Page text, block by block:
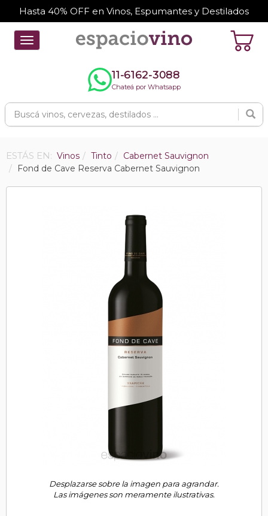
Hasta 40% OFF en Vinos, Espumantes y Destilados
Toggle
navigation
11-6162-3088
Chateá por Whatsapp
ESTÁS EN: Vinos Tinto
Cabernet Sauvignon
Fond de Cave Reserva Cabernet Sauvignon
Desplazarse sobre la imagen para agrandar.
Las imágenes son meramente ilustrativas.